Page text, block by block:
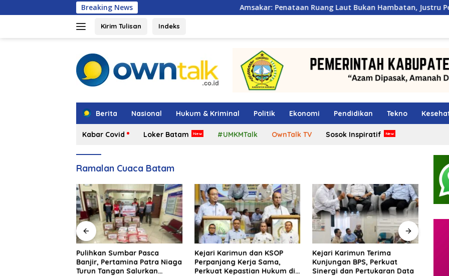
ke
Breaking News Amsakar: Penataan Ruang Laut Bukan Hambatan, Justru Perkuat Iklim
Kirim Tulisan Indeks
Berita Nasional Hukum & Kriminal Politik Ekonomi Pendidikan Tekno
Kabar Covid Loker Batam #UMKMTalk OwnTalk TV Sosok Inspiratif
Ramalan Cuaca Batam
Pulihkan Sumbar Pasca
Banjir, Pertamina Patra Niaga
Turun Tangan Salurkan
Kejari Karimun dan KSOP
Perpanjang Kerja Sama,
Perkuat Kepastian Hukum di
Kejari Karimun Terima
Kunjungan BPS, Perkuat
Sinergi dan Pertukaran Data